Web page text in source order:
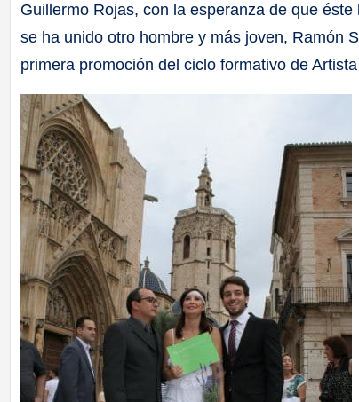
Guillermo Rojas, con la esperanza de que
se ha unido otro hombre y más joven, Ramón
primera promoción del ciclo formativo de